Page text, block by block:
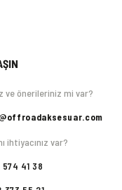
ve önerileriniz mi var?
ihtiyacınız var?
574 41 38